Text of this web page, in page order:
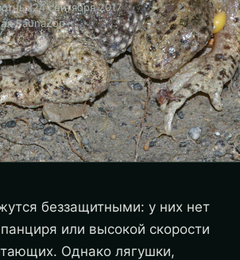
24 сентября 2017
FaunaZoo
беззащитными: у них нет
или высокой скорости
Однако лягушки,